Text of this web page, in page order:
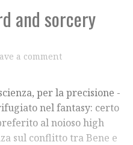
and sorcery
a comment
per la precisione -
nel fantasy: certo
al noioso high
sul conflitto tra Bene e